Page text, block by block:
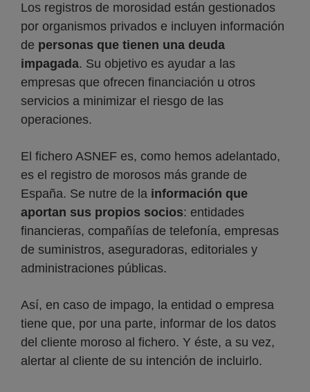
Los registros de morosidad están gestionados
por organismos privados e incluyen información
de personas que tienen una deuda
impagada. Su objetivo es ayudar a las
empresas que ofrecen financiación u otros
servicios a minimizar el riesgo de las
operaciones.
El fichero ASNEF es, como hemos adelantado,
es el registro de morosos más grande de
España. Se nutre de la información que
aportan sus propios socios: entidades
financieras, compañías de telefonía, empresas
de suministros, aseguradoras, editoriales y
administraciones públicas.
Así, en caso de impago, la entidad o empresa
tiene que, por una parte, informar de los datos
del cliente moroso al fichero. Y éste, a su vez,
alertar al cliente de su intención de incluirlo.